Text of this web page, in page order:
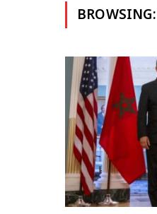
BROWSING: